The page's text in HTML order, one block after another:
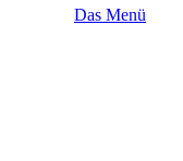
Das Menü